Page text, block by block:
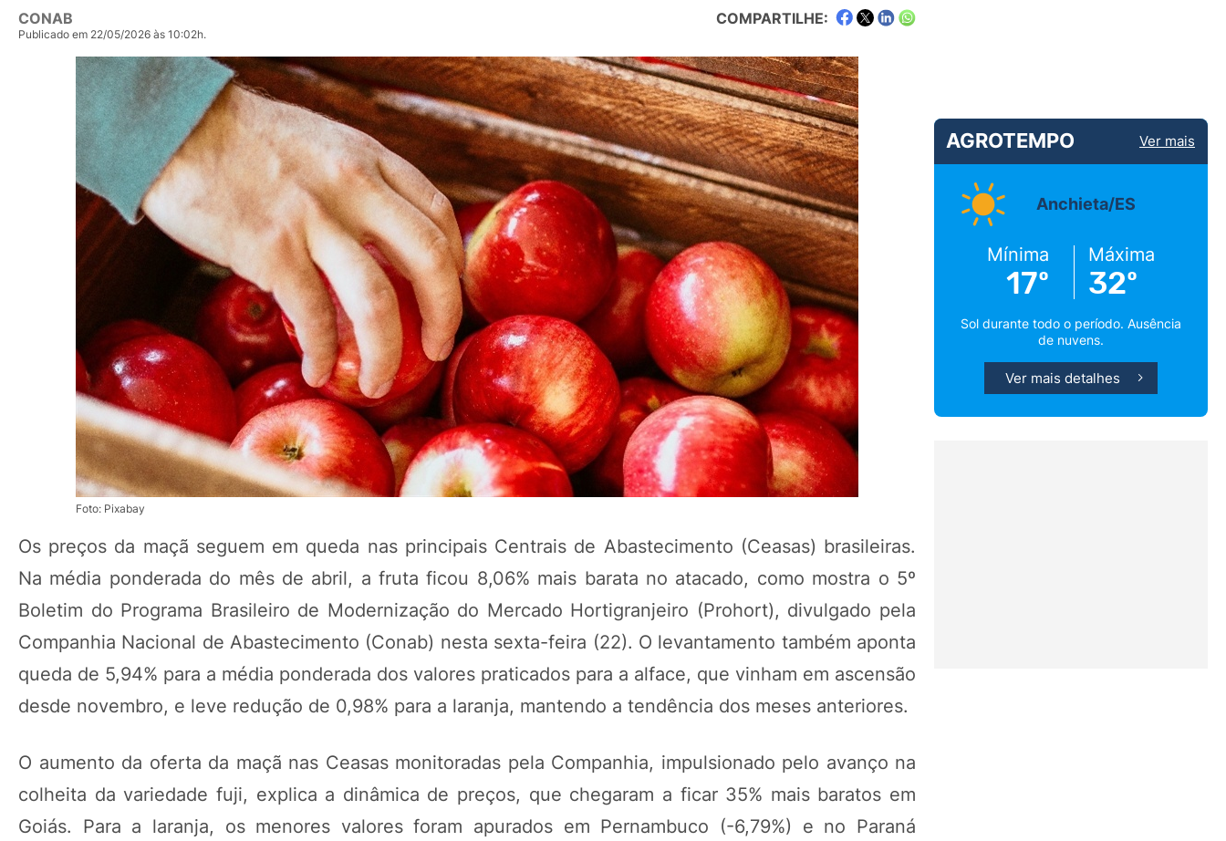
CONAB
Publicado em 22/05/2026 às 10:02h.
COMPARTILHE:
Foto: Pixabay
Os preços da maçã seguem em queda nas principais Centrais de Abastecimento (Ceasas) brasileiras.
Na média ponderada do mês de abril, a fruta ficou 8,06% mais barata no atacado, como mostra o 5º
Boletim do Programa Brasileiro de Modernização do Mercado Hortigranjeiro (Prohort), divulgado pela
Companhia Nacional de Abastecimento (Conab) nesta sexta-feira (22). O levantamento também aponta
queda de 5,94% para a média ponderada dos valores praticados para a alface, que vinham em ascensão
desde novembro, e leve redução de 0,98% para a laranja, mantendo a tendência dos meses anteriores.
O aumento da oferta da maçã nas Ceasas monitoradas pela Companhia, impulsionado pelo avanço na
colheita da variedade fuji, explica a dinâmica de preços, que chegaram a ficar 35% mais baratos em
Goiás. Para a laranja, os menores valores foram apurados em Pernambuco (-6,79%) e no Paraná
AGROTEMPO Ver mais
Anchieta/ES
Mínima
17º
Máxima
32º
Sol durante todo o período. Ausência
de nuvens.
Ver mais detalhes